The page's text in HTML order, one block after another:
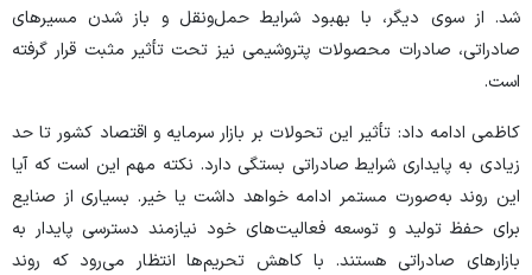
شد. از سوی دیگر، با بهبود شرایط حمل‌ونقل و باز شدن مسیر‌های
صادراتی، صادرات محصولات پتروشیمی نیز تحت تأثیر مثبت قرار گرفته
است.
کاظمی ادامه داد: تأثیر این تحولات بر بازار سرمایه و اقتصاد کشور تا حد
زیادی به پایداری شرایط صادراتی بستگی دارد. نکته مهم این است که آیا
این روند به‌صورت مستمر ادامه خواهد داشت یا خیر. بسیاری از صنایع
برای حفظ تولید و توسعه فعالیت‌های خود نیازمند دسترسی پایدار به
بازار‌های صادراتی هستند. با کاهش تحریم‌ها انتظار می‌رود که روند